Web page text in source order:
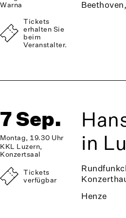
Warna
Tickets
erhalten Sie
beim
Veranstalter.
7 Sep.
Montag, 19.30 Uhr
KKL Luzern,
Konzertsaal
Tickets
verfügbar
in
Henze